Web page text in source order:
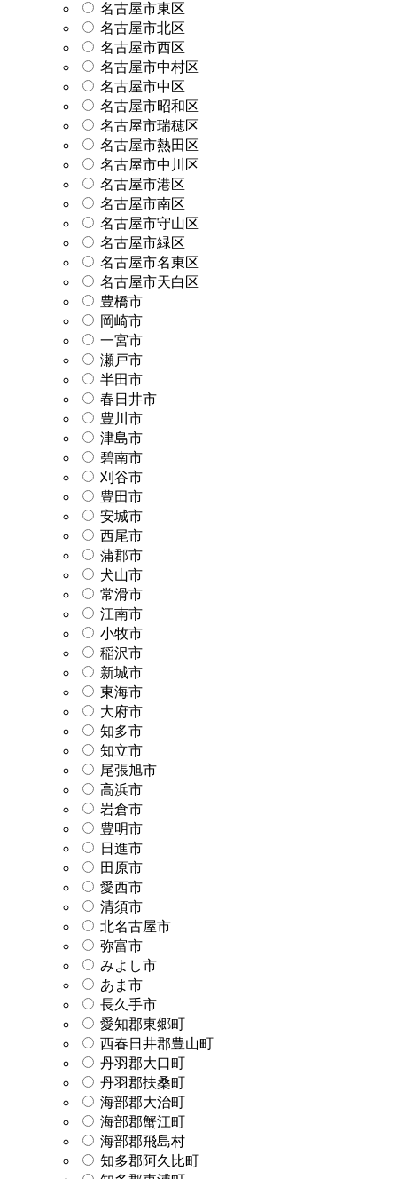
名古屋市東区
名古屋市北区
名古屋市西区
名古屋市中村区
名古屋市中区
名古屋市昭和区
名古屋市瑞穂区
名古屋市熱田区
名古屋市中川区
名古屋市港区
名古屋市南区
名古屋市守山区
名古屋市緑区
名古屋市名東区
名古屋市天白区
豊橋市
岡崎市
一宮市
瀬戸市
半田市
春日井市
豊川市
津島市
碧南市
刈谷市
豊田市
安城市
西尾市
蒲郡市
犬山市
常滑市
江南市
小牧市
稲沢市
新城市
東海市
大府市
知多市
知立市
尾張旭市
高浜市
岩倉市
豊明市
日進市
田原市
愛西市
清須市
北名古屋市
弥富市
みよし市
あま市
長久手市
愛知郡東郷町
西春日井郡豊山町
丹羽郡大口町
丹羽郡扶桑町
海部郡大治町
海部郡蟹江町
海部郡飛島村
知多郡阿久比町